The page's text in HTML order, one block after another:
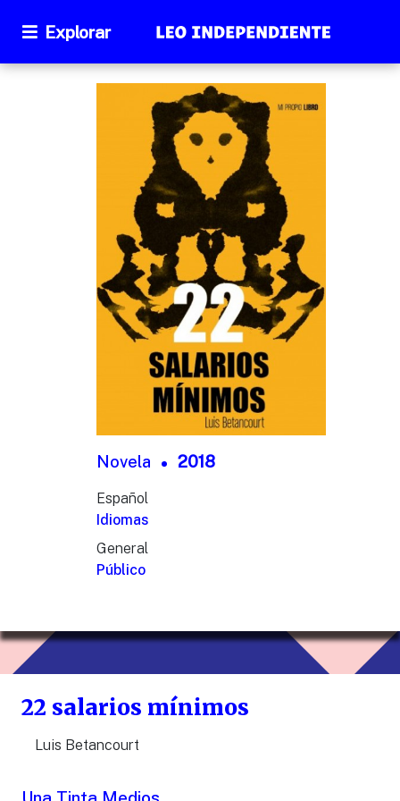
Explorar
Novela 2018
Español
Idiomas
General
Público
22 salarios mínimos
Luis Betancourt